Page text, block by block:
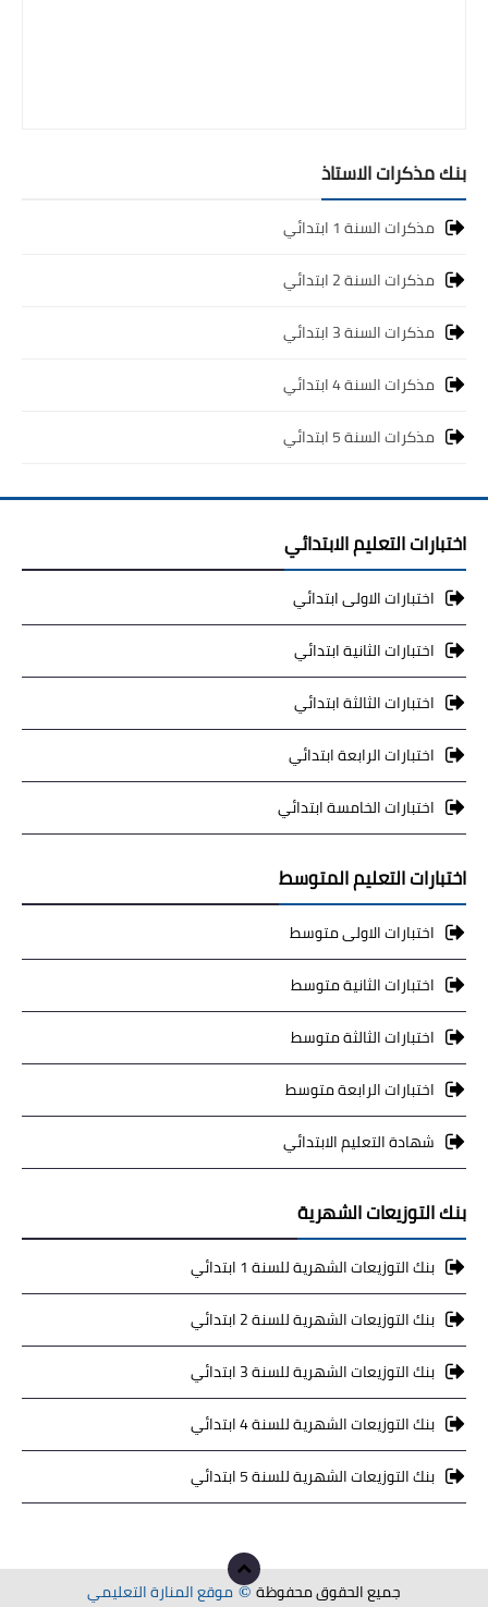
بنك مذكرات الاستاذ
مذكرات السنة 1 ابتدائي
مذكرات السنة 2 ابتدائي
مذكرات السنة 3 ابتدائي
مذكرات السنة 4 ابتدائي
مذكرات السنة 5 ابتدائي
اختبارات التعليم الابتدائي
اختبارات الاولى ابتدائي
اختبارات الثانية ابتدائي
اختبارات الثالثة ابتدائي
اختبارات الرابعة ابتدائي
اختبارات الخامسة ابتدائي
اختبارات التعليم المتوسط
اختبارات الاولى متوسط
اختبارات الثانية متوسط
اختبارات الثالثة متوسط
اختبارات الرابعة متوسط
شهادة التعليم الابتدائي
بنك التوزيعات الشهرية
بنك التوزيعات الشهرية للسنة 1 ابتدائي
بنك التوزيعات الشهرية للسنة 2 ابتدائي
بنك التوزيعات الشهرية للسنة 3 ابتدائي
بنك التوزيعات الشهرية للسنة 4 ابتدائي
بنك التوزيعات الشهرية للسنة 5 ابتدائي
جميع الحقوق محفوظة © موقع المنارة التعليمي